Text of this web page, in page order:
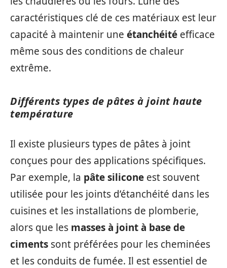
caractéristiques clé de ces matériaux est leur
capacité à maintenir une étanchéité efficace
même sous des conditions de chaleur
extrême.
Différents types de pâtes à joint haute
température
Il existe plusieurs types de pâtes à joint
conçues pour des applications spécifiques.
Par exemple, la pâte silicone est souvent
utilisée pour les joints d’étanchéité dans les
cuisines et les installations de plomberie,
alors que les masses à joint à base de
ciments sont préférées pour les cheminées
et les conduits de fumée. Il est essentiel de